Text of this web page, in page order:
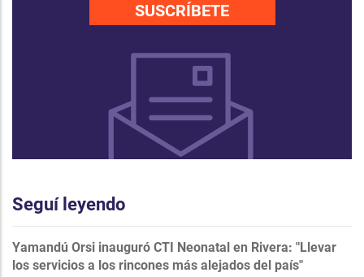
SUSCRÍBETE
Seguí leyendo
Yamandú Orsi inauguró CTI Neonatal en Rivera: "Llevar
los servicios a los rincones más alejados del país"